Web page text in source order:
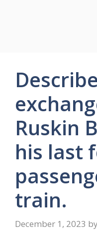
Ruskin
his last
train.
December 1, 2023 by